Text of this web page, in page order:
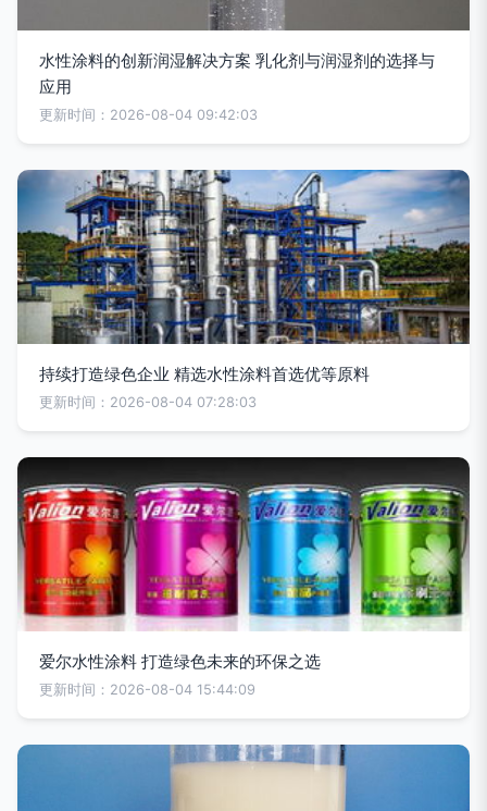
水性涂料的创新润湿解决方案 乳化剂与润湿剂的选择与
应用
更新时间：2026-08-04 09:42:03
持续打造绿色企业 精选水性涂料首选优等原料
更新时间：2026-08-04 07:28:03
爱尔水性涂料 打造绿色未来的环保之选
更新时间：2026-08-04 15:44:09